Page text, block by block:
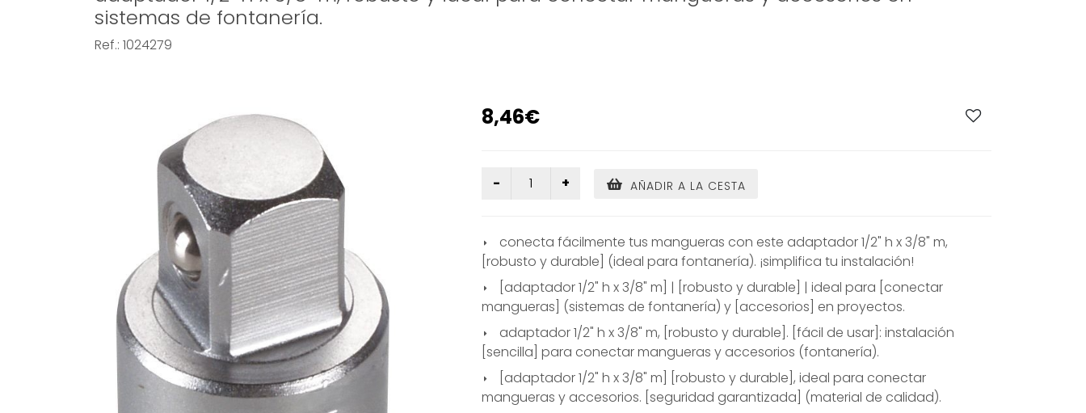
sistemas de fontanería.
Ref.: 1024279
8,46€
AÑADIR A LA CESTA
conecta fácilmente tus mangueras con este adaptador 1/2" h x 3/8" m,
[robusto y durable] (ideal para fontanería). ¡simplifica tu instalación!
[adaptador 1/2" h x 3/8" m] | [robusto y durable] | ideal para [conectar
mangueras] (sistemas de fontanería) y [accesorios] en proyectos.
adaptador 1/2" h x 3/8" m, [robusto y durable]. [fácil de usar]: instalación
[sencilla] para conectar mangueras y accesorios (fontanería).
[adaptador 1/2" h x 3/8" m] [robusto y durable], ideal para conectar
mangueras y accesorios. [seguridad garantizada] (material de calidad).